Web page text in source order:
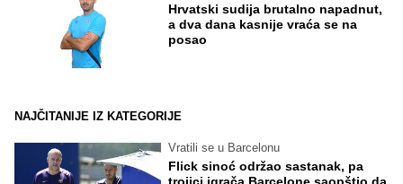
Hrvatski sudija brutalno napadnut,
a dva dana kasnije vraća se na
posao
NAJČITANIJE IZ KATEGORIJE
Vratili se u Barcelonu
Flick sinoć održao sastanak, pa
trojici igrača Barcelone saopštio da